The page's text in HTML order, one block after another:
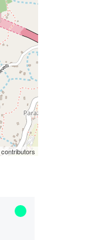
contributors